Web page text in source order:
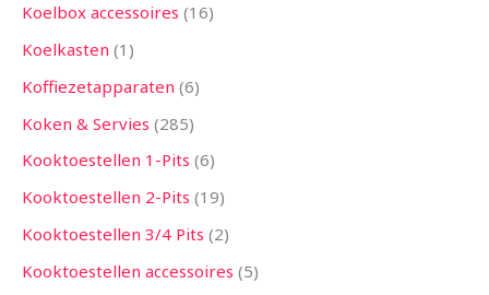
Koelbox accessoires 16
Koelkasten 1
Koffiezetapparaten 6
Koken & Servies 285
Kooktoestellen 1-Pits 6
Kooktoestellen 2-Pits 19
Kooktoestellen 3/4 Pits 2
Kooktoestellen accessoires 5